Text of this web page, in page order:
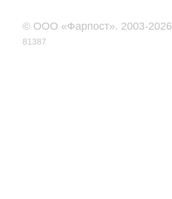
© ООО «Фарпост». 2003-2026
81387